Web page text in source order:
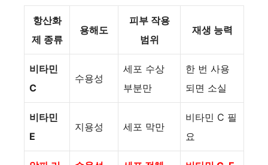
항산화
제 종류
용해도
피부 작용
범위
재생 능력
비타민
C
수용성
세포 수상
부분만
한 번 사용
되면 소실
비타민
E
지용성 세포 막만
비타민 C 필
요